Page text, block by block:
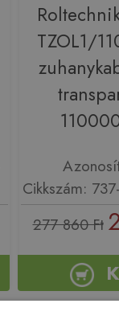
TZOL1/
Cikkszám:
277 860 Ft